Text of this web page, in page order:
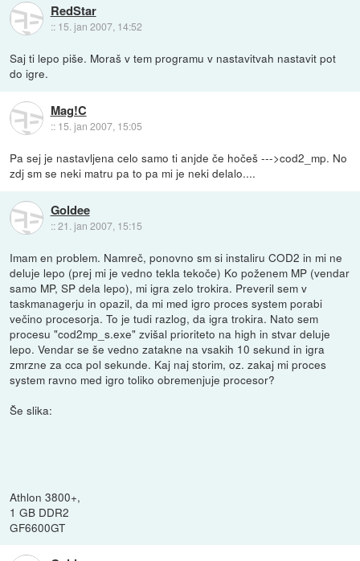
RedStar
:: 15. jan 2007, 14:52
Saj ti lepo piše. Moraš v tem programu v nastavitvah nastavit pot
do igre.
Mag!C
:: 15. jan 2007, 15:05
Pa sej je nastavljena celo samo ti anjde če hočeš --->cod2_mp. No
zdj sm se neki matru pa to pa mi je neki delalo....
Goldee
::21. jan 2007, 15:15
Imam en problem. Namreč, ponovno sm si instaliru COD2 in mi ne
deluje lepo (prej mi je vedno tekla tekoče) Ko poženem MP (vendar
samo MP, SP dela lepo), mi igra zelo trokira. Preveril sem v
taskmanagerju in opazil, da mi med igro proces system porabi
večino procesorja. To je tudi razlog, da igra trokira. Nato sem
procesu "cod2mp_s.exe" zvišal prioriteto na high in stvar deluje
lepo. Vendar se še vedno zatakne na vsakih 10 sekund in igra
zmrzne za cca pol sekunde. Kaj naj storim, oz. zakaj mi proces
system ravno med igro toliko obremenjuje procesor?
Še slika:
Athlon 3800+,
1 GB DDR2
GF6600GT